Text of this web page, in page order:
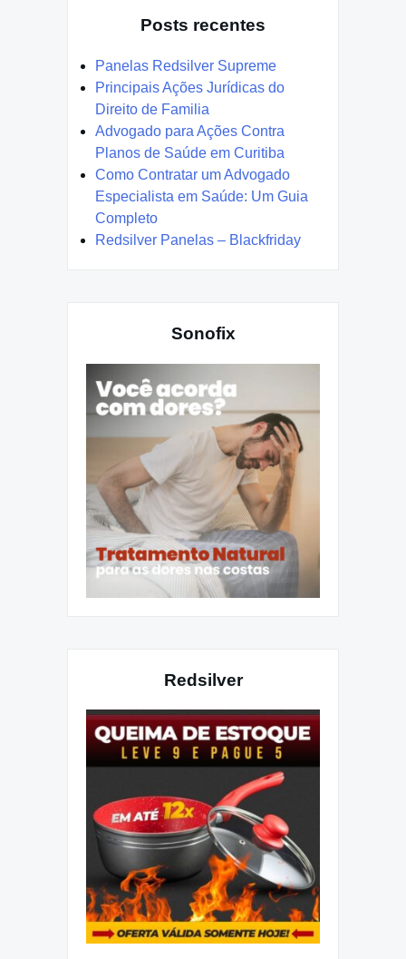
Posts recentes
Panelas Redsilver Supreme
Principais Ações Jurídicas do
Direito de Familia
Advogado para Ações Contra
Planos de Saúde em Curitiba
Como Contratar um Advogado
Especialista em Saúde: Um Guia
Completo
Redsilver Panelas – Blackfriday
Sonofix
Redsilver